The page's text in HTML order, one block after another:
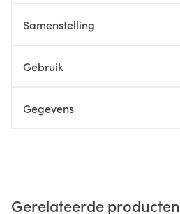
Samenstelling
Gebruik
Gegevens
Gerelateerde producten